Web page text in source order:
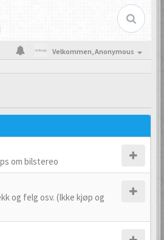
Velkommen,Anonymous
om bilstereo
og felg osv. (Ikke kjøp og